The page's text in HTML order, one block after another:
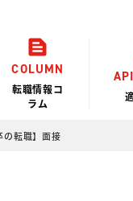
COLUMN
転職情報コ
ラム
の転職】面接